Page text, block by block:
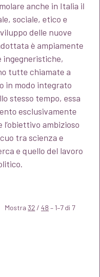
anche in Italia il
sociale, etico e
delle nuove
è ampiamente
ingegneristiche,
tutte chiamate a
in modo integrato
stesso tempo, essa
esclusivamente
l’obiettivo ambizioso
tra scienza e
e quello del lavoro
Mostra 32 / 48 – 1–7 di 7